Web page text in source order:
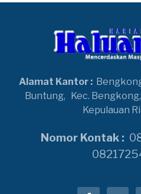
Alamat Kantor :
Buntung,
Kec.
Kepulauan
Nomor Kontak :